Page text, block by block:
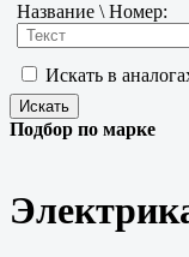
Название \ Номер:
Искать в
Подбор по марке